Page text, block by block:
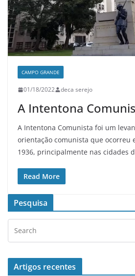
CAMPO GRANDE
01/18/2022 deca serejo
A Intentona
A Intentona Comunista foi um
orientação comunista que ocorreu
1936, principalmente nas cidades
Read More
Pesquisa
Artigos recentes